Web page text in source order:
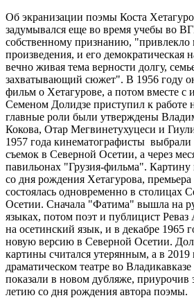
Об экранизации поэмы Коста
задумывался еще во время учебы во
собственному признанию, "привлекло
произведения, и его демократическая
вечно живая тема верности долгу,
захватывающий сюжет". В 1956 году
фильм о Хетагурове, а потом вместе с
Семеном Долидзе приступил к
главные роли были утверждены
Кокова, Отар Мегвинетухуцеси и
1957 года кинематографисты выбрали
съемок в Северной Осетии, а через
павильонах "Грузия-фильма".
со дня рождения Хетагурова, премьера
состоялась одновременно в
Осетии. Сначала "Фатима" вышла на
языках, потом поэт и публицист Реваз
на осетинский язык, и в декабре 1965
новую версию в Северной Осетии.
картины считался утерянным, а в
драматическом театре во
показали в новом дубляже, приурочив
летию со дня рождения автора поэмы.